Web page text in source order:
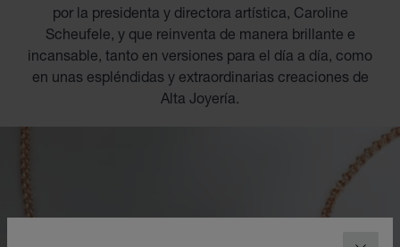
por la presidenta y directora artística, Caroline
Scheufele, y que reinventa de manera brillante e
incansable, tanto en versiones para el día a día, como
en unas espléndidas y extraordinarias creaciones de
Alta Joyería.